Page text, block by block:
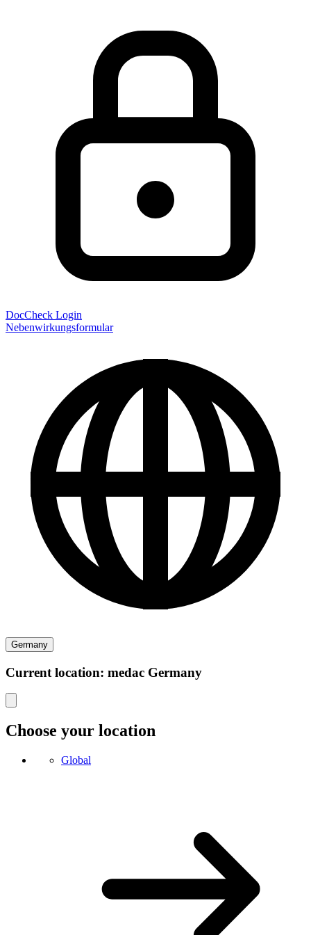
DocCheck Login
Nebenwirkungsformular
Germany
Current location: medac Germany
Choose your location
Global